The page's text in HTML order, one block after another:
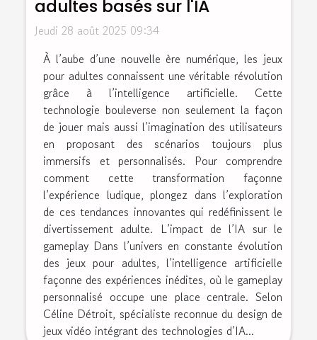
adultes basés sur l'IA
Jeudi 28 août 2025 09:34
À l’aube d’une nouvelle ère numérique, les jeux
pour adultes connaissent une véritable révolution
grâce à l’intelligence artificielle. Cette
technologie bouleverse non seulement la façon
de jouer mais aussi l’imagination des utilisateurs
en proposant des scénarios toujours plus
immersifs et personnalisés. Pour comprendre
comment cette transformation façonne
l’expérience ludique, plongez dans l’exploration
de ces tendances innovantes qui redéfinissent le
divertissement adulte. L’impact de l’IA sur le
gameplay Dans l’univers en constante évolution
des jeux pour adultes, l’intelligence artificielle
façonne des expériences inédites, où le gameplay
personnalisé occupe une place centrale. Selon
Céline Détroit, spécialiste reconnue du design de
jeux vidéo intégrant des technologies d’IA...